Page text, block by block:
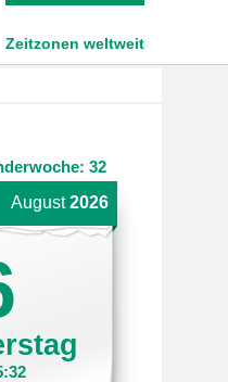
Zeitzonen weltweit
32
August2026